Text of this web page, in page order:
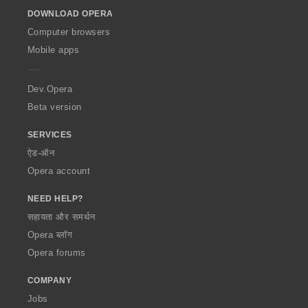
w
O
p
a
DOWNLOAD OPERA
Computer browsers
Mobile apps
Dev.Opera
Beta version
SERVICES
ऐड-ऑन
Opera account
NEED HELP?
सहायता और समर्थन
Opera ब्लॉग
Opera forums
COMPANY
Jobs